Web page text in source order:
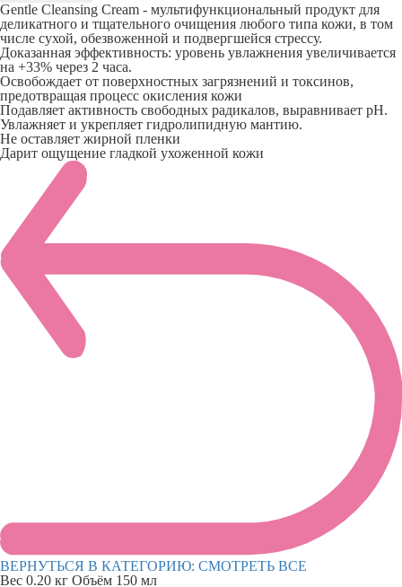
Gentle Cleansing Cream - мультифункциональный продукт для
деликатного и тщательного очищения любого типа кожи, в том
числе сухой, обезвоженной и подвергшейся стрессу.
Доказанная эффективность: уровень увлажнения увеличивается
на +33% через 2 часа.
Освобождает от поверхностных загрязнений и токсинов,
предотвращая процесс окисления кожи
Подавляет активность свободных радикалов, выравнивает рН.
Увлажняет и укрепляет гидролипидную мантию.
Не оставляет жирной пленки
Дарит ощущение гладкой ухоженной кожи
ВЕРНУТЬСЯ В КАТЕГОРИЮ: СМОТРЕТЬ ВСЕ
Вес 0.20 кг Объём 150 мл